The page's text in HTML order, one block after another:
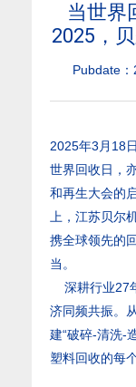
当世界
2025，
Pubdate
2025年3月18
世界回收日，
和再生大会的
上，江苏贝尔
携全球领先的
当。
深耕行业27
济同频共振。
建“破碎-清洗-
塑料回收的每